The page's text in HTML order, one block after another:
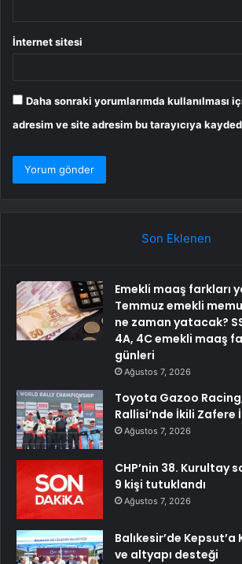
İnternet sitesi
Daha sonraki yorumlarımda kullanılması
adresim ve site adresim bu tarayıcıya
Son Eklenen
Emekli maaş farkları
Temmuz emekli
ne zaman yatacak?
4A, 4C emekli maaş
günleri
Ağustos 7, 2026
Toyota Gazoo
Rallisi’nde İkili Zafere
Ağustos 7, 2026
CHP’nin 38. Kurultay
9 kişi tutuklandı
Ağustos 7, 2026
Balıkesir’de
ve altyapı desteği